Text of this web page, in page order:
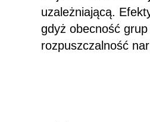
uzależniającą.
gdyż obecność
rozpuszczalność